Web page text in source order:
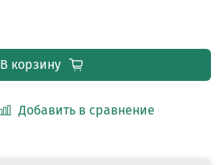
Добавить в сравнение
В корзину